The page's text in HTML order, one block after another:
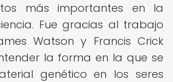
más importantes en la
Fue gracias al trabajo
Watson y Francis Crick
la forma en la que se
genético en los seres